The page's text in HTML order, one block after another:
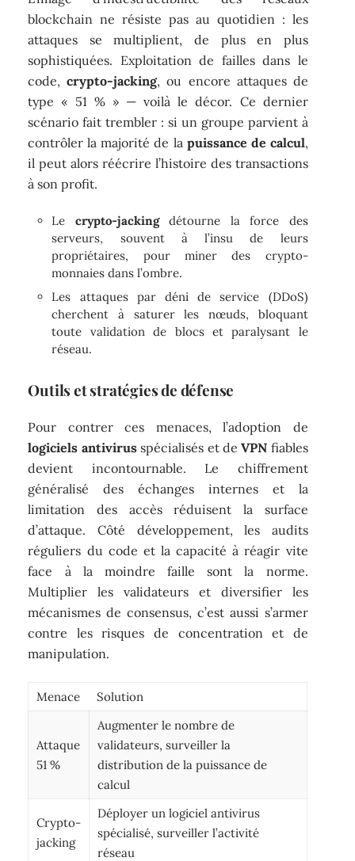
blockchain ne résiste pas au quotidien : les
attaques se multiplient, de plus en plus
sophistiquées. Exploitation de failles dans le
code,crypto-jacking, ou encore attaques de
type « 51 % » — voilà le décor. Ce dernier
scénario fait trembler : si un groupe parvient à
contrôler la majorité de la puissance de calcul,
il peut alors réécrire l’histoire des transactions
à son profit.
Le crypto-jackingdétourne la force des
serveurs, souvent à l’insu de leurs
propriétaires, pour miner des crypto-
monnaies dans l’ombre.
Les attaques par déni de service (DDoS)
cherchent à saturer les nœuds, bloquant
toute validation de blocs et paralysant le
réseau.
Outils et stratégies de défense
Pour contrer ces menaces, l’adoption de
logiciels antivirusspécialisés et deVPN fiables
devient incontournable. Le chiffrement
généralisé des échanges internes et la
limitation des accès réduisent la surface
d’attaque. Côté développement, les audits
réguliers du code et la capacité à réagir vite
face à la moindre faille sont la norme.
Multiplier les validateurs et diversifier les
mécanismes de consensus, c’est aussi s’armer
contre les risques de concentration et de
manipulation.
Menace Solution
Attaque
51 %
Augmenter le nombre de
validateurs, surveiller la
distribution de la puissance de
calcul
Crypto-
jacking
Déployer un logiciel antivirus
spécialisé, surveiller l’activité
réseau